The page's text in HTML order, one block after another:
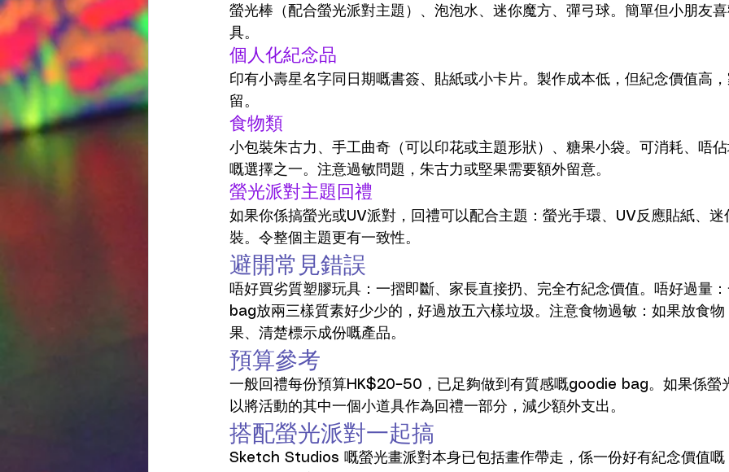
螢光棒（配合螢光派對主題）、泡泡水、迷你魔方、彈弓球。簡單但小朋友
具。
個人化紀念品
印有小壽星名字同日期嘅書簽、貼紙或小卡片。製作成本低，但紀念價值高
留。
食物類
小包裝朱古力、手工曲奇（可以印花或主題形狀）、糖果小袋。可消耗、唔
嘅選擇之一。注意過敏問題，朱古力或堅果需要額外留意。
螢光派對主題回禮
如果你係搞螢光或UV派對，回禮可以配合主題：螢光手環、UV反應貼紙、迷
裝。令整個主題更有一致性。
避開常見錯誤
唔好買劣質塑膠玩具：一摺即斷、家長直接扔、完全冇紀念價值。唔好過量
bag放兩三樣質素好少少的，好過放五六樣垃圾。注意食物過敏：如果放食
果、清楚標示成份嘅產品。
預算參考
一般回禮每份預算HK$20–50，已足夠做到有質感嘅goodie bag。如果係螢
以將活動的其中一個小道具作為回禮一部分，減少額外支出。
搭配螢光派對一起搞
Sketch Studios 嘅螢光畫派對本身已包括畫作帶走，係一份好有紀念價值嘅